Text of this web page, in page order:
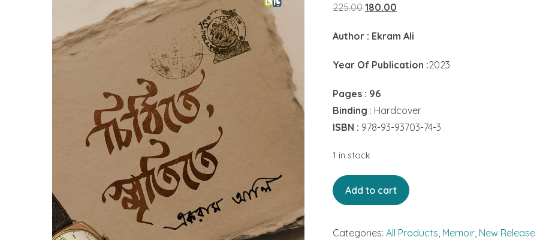
225.00 Original
was:
180.00
is:
Author : Ekram Ali
Year Of Publication :2023
Pages : 96
Binding : Hardcover
ISBN : 978-93-93703-74-3
1 in stock
Chithite
Smritite
Add to cart
Categories: All Products, Memoir, New Release